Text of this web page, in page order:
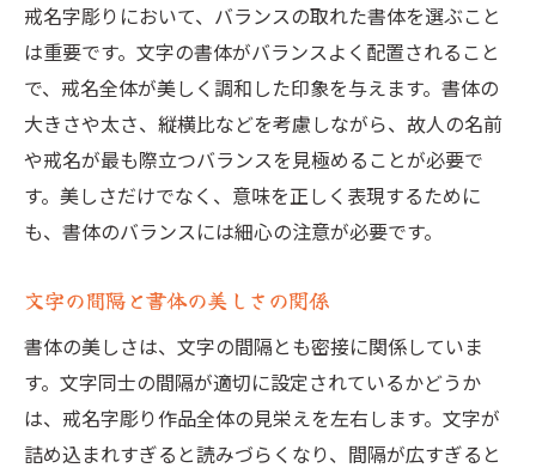
戒名字彫りにおいて、バランスの取れた書体を選ぶこと
は重要です。文字の書体がバランスよく配置されること
で、戒名全体が美しく調和した印象を与えます。書体の
大きさや太さ、縦横比などを考慮しながら、故人の名前
や戒名が最も際立つバランスを見極めることが必要で
す。美しさだけでなく、意味を正しく表現するために
も、書体のバランスには細心の注意が必要です。
文字の間隔と書体の美しさの関係
書体の美しさは、文字の間隔とも密接に関係していま
す。文字同士の間隔が適切に設定されているかどうか
は、戒名字彫り作品全体の見栄えを左右します。文字が
詰め込まれすぎると読みづらくなり、間隔が広すぎると